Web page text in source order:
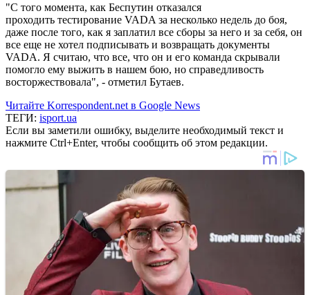
"С того момента, как Беспутин отказался
проходить тестирование VADA за несколько недель до боя,
даже после того, как я заплатил все сборы за него и за себя, он
все еще не хотел подписывать и возвращать документы
VADA. Я считаю, что все, что он и его команда скрывали
помогло ему выжить в нашем бою, но справедливость
восторжествовала", - отметил Бутаев.
Читайте Korrespondent.net в Google News
ТЕГИ: isport.ua
Если вы заметили ошибку, выделите необходимый текст и
нажмите Ctrl+Enter, чтобы сообщить об этом редакции.